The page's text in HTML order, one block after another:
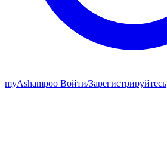
myAshampoo Войти/Зарегистрируйтесь